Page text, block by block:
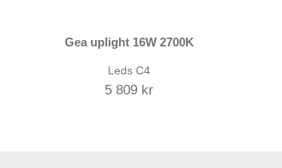
Gea uplight 16W 2700K
Leds C4
5 809 kr